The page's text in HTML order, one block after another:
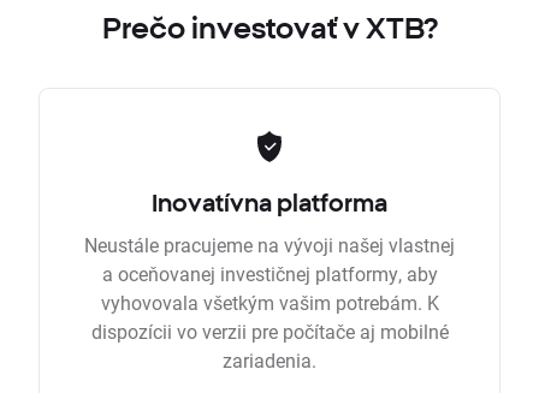
Prečo investovať v XTB?
Inovatívna platforma
Neustále pracujeme na vývoji našej vlastnej
a oceňovanej investičnej platformy, aby
vyhovovala všetkým vašim potrebám. K
dispozícii vo verzii pre počítače aj mobilné
zariadenia.